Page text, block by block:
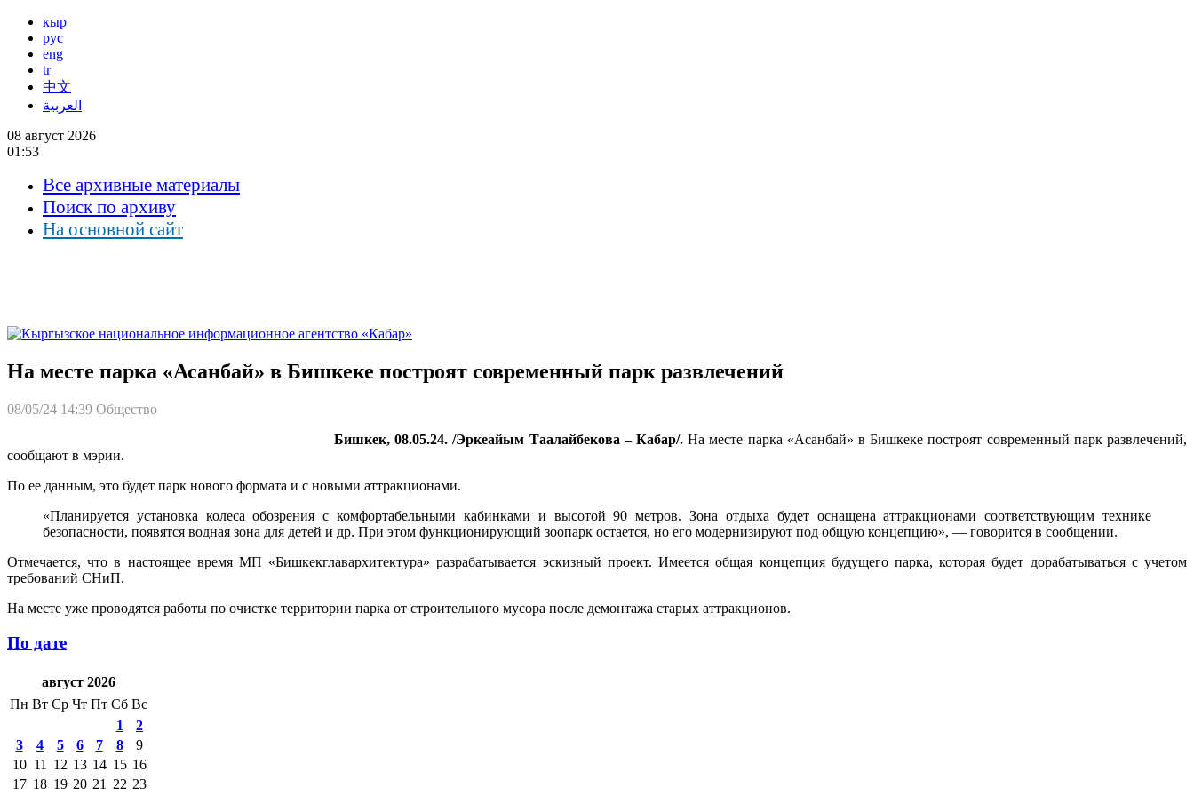
кыр
рус
eng
tr
中文
العربية
08 август 2026
01:53
Все архивные материалы
Поиск по архиву
На основной сайт
На месте парка «Асанбай» в Бишкеке построят современный парк развлечений
08/05/24 14:39 Общество
Бишкек, 08.05.24. /Эркеайым Таалайбекова – Кабар/.На месте парка «Асанбай» в Бишкеке построят современный парк развлечений,
сообщают в мэрии.
По ее данным, это будет парк нового формата и с новыми аттракционами.
«Планируется установка колеса обозрения с комфортабельными кабинками и высотой 90 метров. Зона отдыха будет оснащена аттракционами соответствующим технике
безопасности, появятся водная зона для детей и др. При этом функционирующий зоопарк остается, но его модернизируют под общую концепцию», — говорится в сообщении.
Отмечается, что в настоящее время МП «Бишкекглавархитектура» разрабатывается эскизный проект. Имеется общая концепция будущего парка, которая будет дорабатываться с учетом
требований СНиП.
На месте уже проводятся работы по очистке территории парка от строительного мусора после демонтажа старых аттракционов.
По дате
август 2026
Пн Вт Ср Чт Пт Сб Вс
1
2
3
4 5 6 7 8
9
10 11 12 13 14 15 16
17 18 19 20 21 22 23